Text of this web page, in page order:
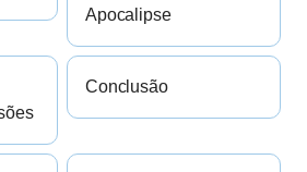
Apocalipse
Conclusão